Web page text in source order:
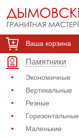
Ваша корзина
Памятники
Экономичные
Вертикальные
Резные
Горизонтальные
Маленькие